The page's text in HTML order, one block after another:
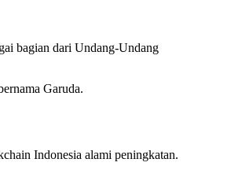
bagian dari Undang-Undang
Garuda.
Indonesia alami peningkatan.